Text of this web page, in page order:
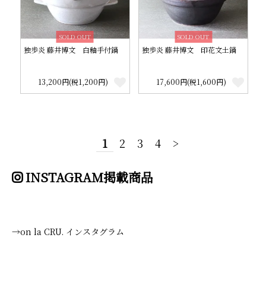
SOLD OUT
独歩炎 藤井博文 白釉手付鍋
13,200円(税1,200円)
SOLD OUT
独歩炎 藤井博文 印花文土鍋
17,600円(税1,600円)
1 2 3 4 >
INSTAGRAM掲載商品
→on la CRU. インスタグラム